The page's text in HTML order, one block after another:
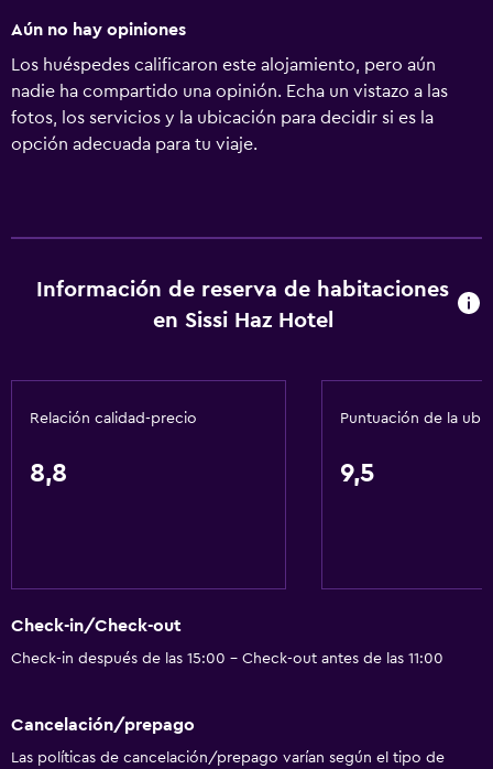
Aún no hay opiniones
Los huéspedes calificaron este alojamiento, pero aún
nadie ha compartido una opinión. Echa un vistazo a las
fotos, los servicios y la ubicación para decidir si es la
opción adecuada para tu viaje.
Información de reserva de habitaciones
en Sissi Haz Hotel
Relación calidad-precio
8,8
Puntuación de la
9,5
Check-in/Check-out
Check-in después de las 15:00 - Check-out antes de las 11:00
Cancelación/prepago
Las políticas de cancelación/prepago varían según el tipo de